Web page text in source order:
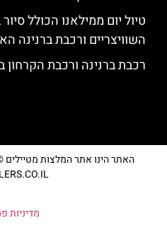
טיול יום ממילאנו הכולל
השוויצריים ורכבת ברנינה
רכבת ברנינה ורכבת הקרחון
האתר הינו אתר המלצות מטיילים
מדיניות